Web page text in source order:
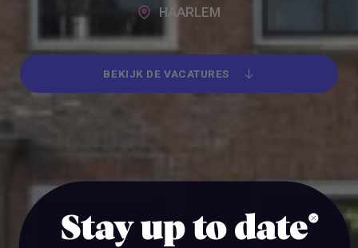
HAARLEM
BEKIJK DE VACATURES
Stay up to date